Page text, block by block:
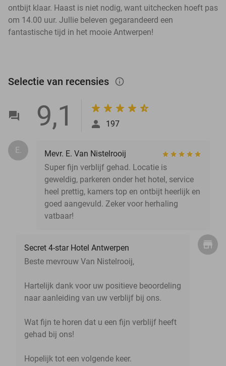
ontbijt klaar. Haast is niet nodig, want uitchecken hoeft pas
om 14.00 uur. Jullie beleven gegarandeerd een
fantastische tijd in het mooie Antwerpen!
Selectie van recensies info_outlined
9,1 197
E.
Mevr. E. Van Nistelrooij
Super fijn verblijf gehad. Locatie is
geweldig, parkeren onder het hotel, service
heel prettig, kamers top en ontbijt heerlijk en
goed aangevuld. Zeker voor herhaling
vatbaar!
Secret 4-star Hotel Antwerpen
Beste mevrouw Van Nistelrooij,
Hartelijk dank voor uw positieve beoordeling
naar aanleiding van uw verblijf bij ons.
Wat fijn te horen dat u een fijn verblijf heeft
gehad bij ons!
Hopelijk tot een volgende keer.